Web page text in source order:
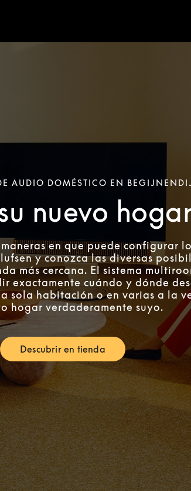
AUDIO DOMÉSTICO EN
nuevo
en que puede configurar
y conozca las diversas
más cercana. El sistema
exactamente cuándo y dónde
sola habitación o en varias a la
hogar verdaderamente suyo.
Descubrir en tiendaLink Opens in New Tab